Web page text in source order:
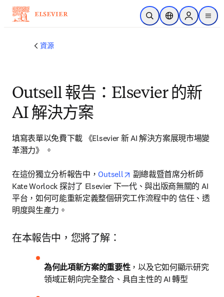
跳到主要內容
公開搜尋位置選擇器Sign in to
menu
資源
Outsell 報告：Elsevier 的新
AI 解決方案
填寫表單以免費下載 《Elsevier 新 AI 解決方案展現市場變
革潛力》 。
在這份獨立分析報告中，Outsell opens in new tab/window
副總裁暨首席分析師
Kate Worlock 探討了 Elsevier 下一代、與出版商無關的 AI
平台，如何可能重新定義整個研究工作流程中的 信任、透
明度與生產力。
在本報告中，您將了解：
為何此項新方案的重要性，以及它如何顯示研究
領域正朝向完全整合、具自主性的 AI 轉型